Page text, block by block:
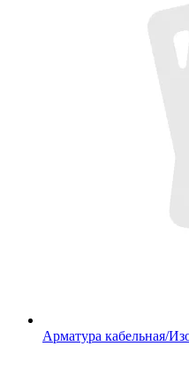
Арматура кабельная/